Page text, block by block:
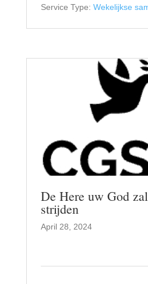
Service Type: Wekelijkse
De Here uw God
strijden
April 28, 2024